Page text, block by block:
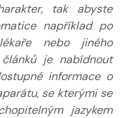
tak abyste
například po
nebo jiného
je nabídnout
informace o
se kterými se
jazykem